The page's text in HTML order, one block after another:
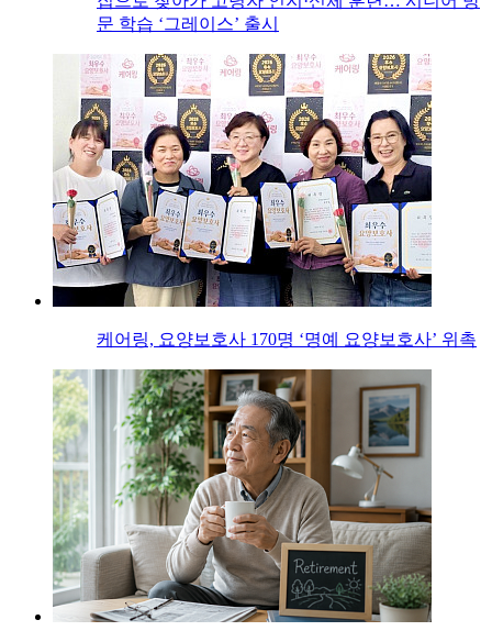
문 학습 ‘그레이스’ 출시
케어링, 요양보호사 170명 ‘명예 요양보호사’ 위촉